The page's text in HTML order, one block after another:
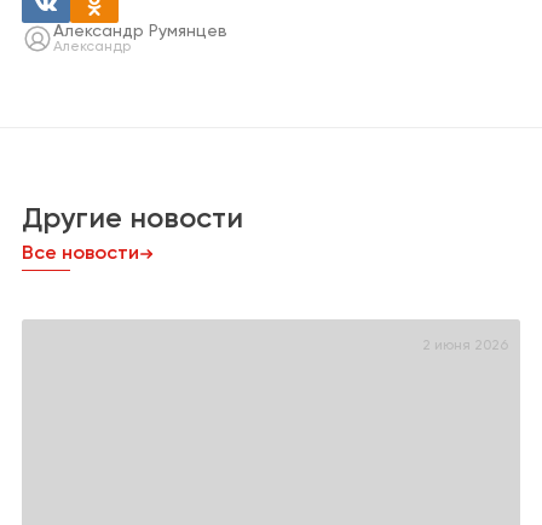
Александр Румянцев
Александр
Другие новости
Все новости
2 июня 2026